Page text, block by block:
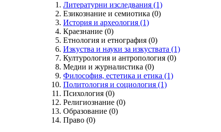
Литературни изследвания (1)
Езикознание и семиотика (0)
История и археология (1)
Краезнание (0)
Етнология и етнография (0)
Изкуства и науки за изкуствата (1)
Културология и антропология (0)
Медии и журналистика (0)
Философия, естетика и етика (1)
Политология и социология (1)
Психология (0)
Религиознание (0)
Образование (0)
Право (0)